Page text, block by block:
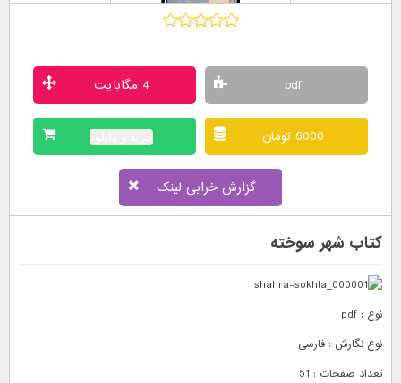
pdf 4 مگابایت
6000 تومان خرید و دانلود
گزارش خرابی لینک
کتاب شهر سوخته
نوع : pdf
نوع نگارش : فارسی
تعداد صفحات : 51